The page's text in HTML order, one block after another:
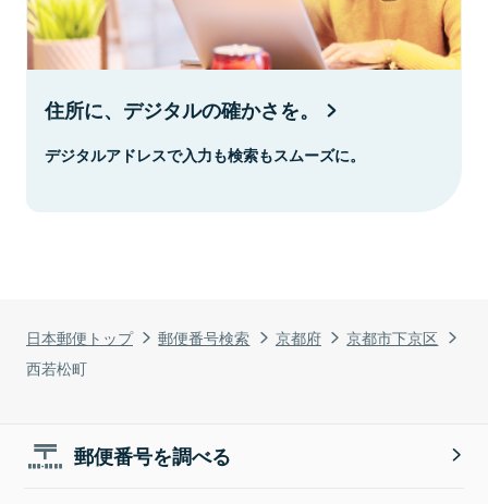
日本郵便トップ 郵便番号検索 京都府
京都市下京区
西若松町
住所に、デジタルの確かさを。
デジタルアドレスで入力も検索もスムーズに。
郵便番号を調べる